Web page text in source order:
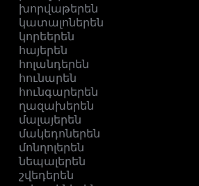
խորվաթերեն
կատալոներեն
կորեերեն
հայերեն
հոլանդերեն
հունարեն
հունգարերեն
ղազախերեն
մալայերեն
մակեդոներեն
մոնղոլերեն
նեպալերեն
շվեդերեն